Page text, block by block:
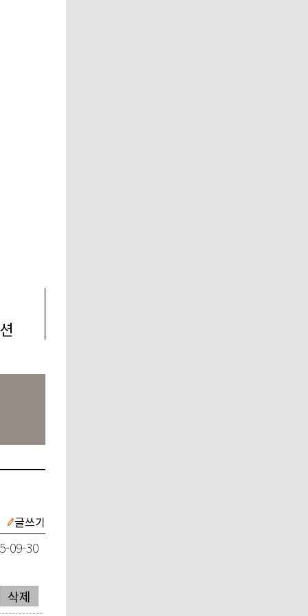
글쓰기
09-30
삭제